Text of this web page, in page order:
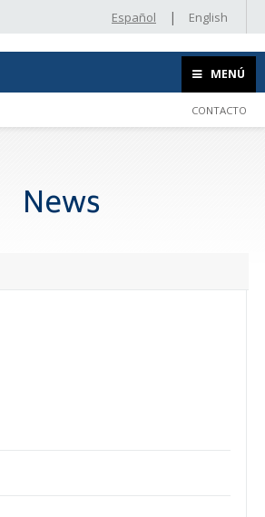
Español | English
MENÚ
CONTACTO
News